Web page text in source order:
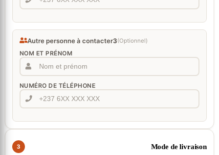
Autre personne à contacter3(Optionnel)
NOM ET PRÉNOM
NUMÉRO DE TÉLÉPHONE
3 Mode de livraison